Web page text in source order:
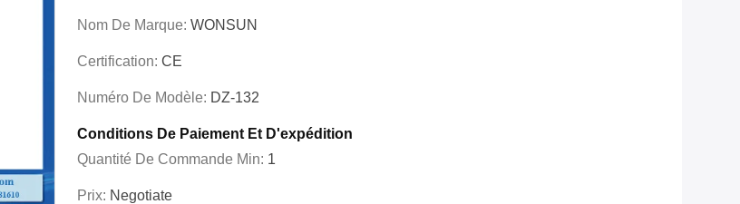
Nom De Marque: WONSUN
Certification: CE
Numéro De Modèle: DZ-132
Conditions De Paiement Et D'expédition
Quantité De Commande Min: 1
Prix: Negotiate